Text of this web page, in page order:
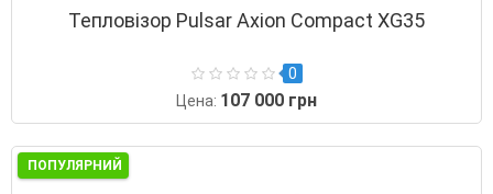
Тепловізор Pulsar Axion Compact XG35
0
Цена: 107 000 грн
ПОПУЛЯРНИЙ